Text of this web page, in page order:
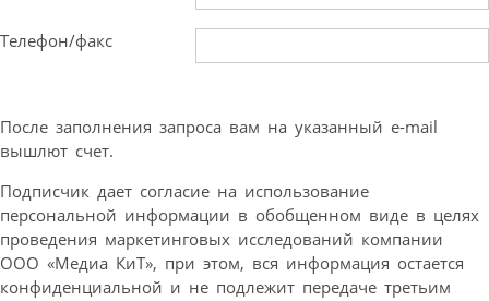
Телефон/факс
После заполнения запроса вам на указанный e-mail
вышлют счет.
Подписчик дает согласие на использование
персональной информации в обобщенном виде в целях
проведения маркетинговых исследований компании
ООО «Медиа КиТ», при этом, вся информация остается
конфиденциальной и не подлежит передаче третьим